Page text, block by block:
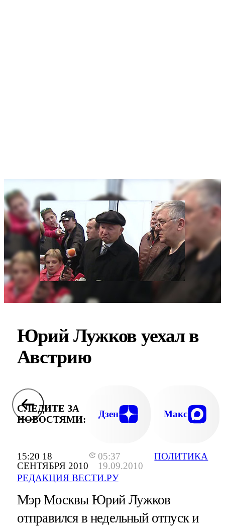
15:20 18
СЕНТЯБРЯ 2010
05:37
19.09.2010
РЕДАКЦИЯ ВЕСТИ.РУ
ПОЛИТИКА
Юрий Лужков уехал в
Австрию
СЛЕДИТЕ ЗА
НОВОСТЯМИ:
Дзен Макс
Мэр Москвы Юрий Лужков
отправился в недельный отпуск и